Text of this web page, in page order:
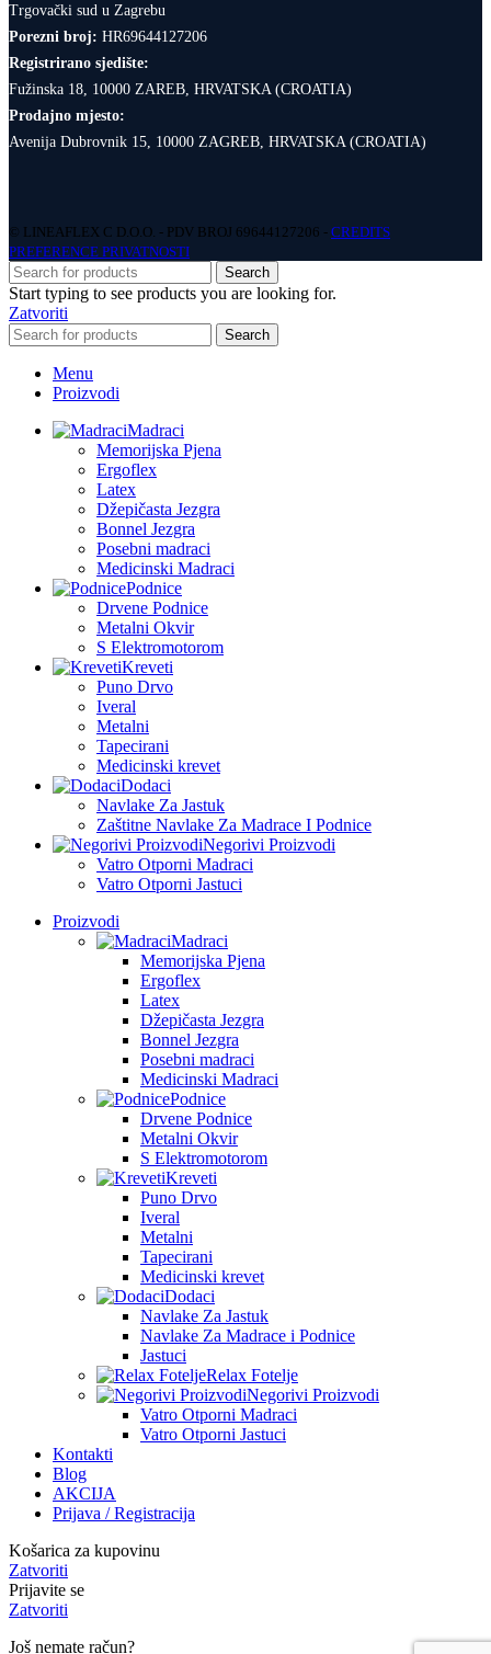
Trgovački sud u Zagrebu
Porezni broj: HR69644127206
Registrirano sjedište:
Fužinska 18, 10000 ZAREB, HRVATSKA (CROATIA)
Prodajno mjesto:
Avenija Dubrovnik 15, 10000 ZAGREB, HRVATSKA (CROATIA)
© LINEAFLEX C D.O.O. - PDV BROJ 69644127206 - CREDITS
PREFERENCE PRIVATNOSTI
Search
Start typing to see products you are looking for.
Zatvoriti
Search
Menu
Proizvodi
Madraci
Memorijska Pjena
Ergoflex
Latex
Džepičasta Jezgra
Bonnel Jezgra
Posebni madraci
Medicinski Madraci
Podnice
Drvene Podnice
Metalni Okvir
S Elektromotorom
Kreveti
Puno Drvo
Iveral
Metalni
Tapecirani
Medicinski krevet
Dodaci
Navlake Za Jastuk
Zaštitne Navlake Za Madrace I Podnice
Negorivi Proizvodi
Vatro Otporni Madraci
Vatro Otporni Jastuci
Proizvodi
Madraci
Memorijska Pjena
Ergoflex
Latex
Džepičasta Jezgra
Bonnel Jezgra
Posebni madraci
Medicinski Madraci
Podnice
Drvene Podnice
Metalni Okvir
S Elektromotorom
Kreveti
Puno Drvo
Iveral
Metalni
Tapecirani
Medicinski krevet
Dodaci
Navlake Za Jastuk
Navlake Za Madrace i Podnice
Jastuci
Relax Fotelje
Negorivi Proizvodi
Vatro Otporni Madraci
Vatro Otporni Jastuci
Kontakti
Blog
AKCIJA
Prijava / Registracija
Košarica za kupovinu
Zatvoriti
Prijavite se
Zatvoriti
Još nemate račun?